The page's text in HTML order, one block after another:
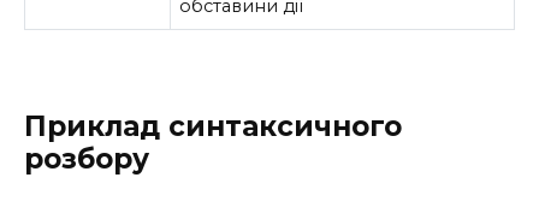
обставини дії
Приклад синтаксичного
розбору